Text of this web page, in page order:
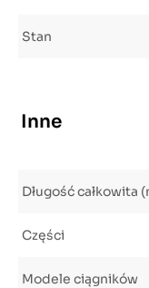
Stan
Inne
Długość całkowita
Części
Modele ciągników